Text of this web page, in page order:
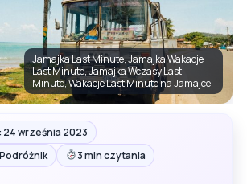
Jamajka Last Minute, Jamajka Wakacje
Last Minute, Jamajka Wczasy Last
Minute, Wakacje Last Minute na Jamajce
24 września 2023
3 min czytania